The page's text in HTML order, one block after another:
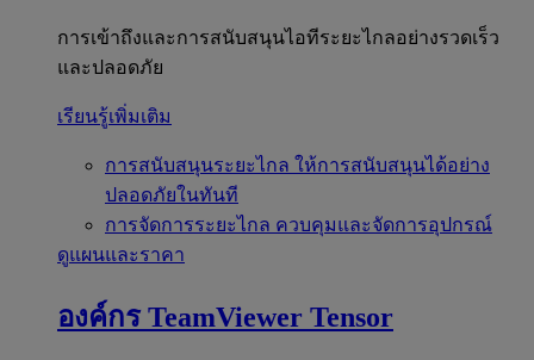
การเข้าถึงและการสนับสนุนไอทีระยะไกลอย่างรวดเร็ว
และปลอดภัย
เรียนรู้เพิ่มเติม
การสนับสนุนระยะไกล ให้การสนับสนุนได้อย่าง
ปลอดภัยในทันที
การจัดการระยะไกล ควบคุมและจัดการอุปกรณ์
ดูแผนและราคา
องค์กร TeamViewer Tensor